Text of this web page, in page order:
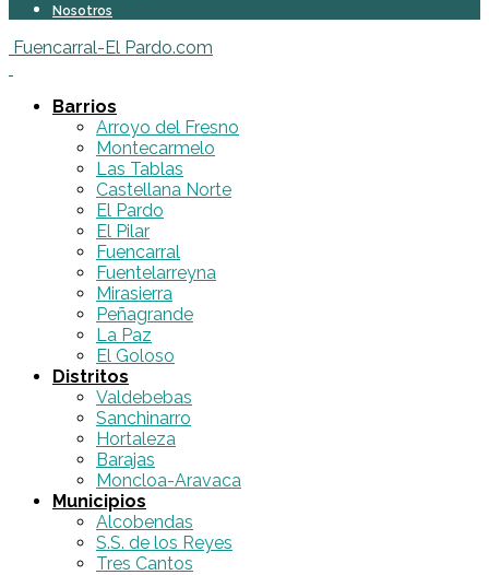
Nosotros
Fuencarral-El Pardo.com
Barrios
Arroyo del Fresno
Montecarmelo
Las Tablas
Castellana Norte
El Pardo
El Pilar
Fuencarral
Fuentelarreyna
Mirasierra
Peñagrande
La Paz
El Goloso
Distritos
Valdebebas
Sanchinarro
Hortaleza
Barajas
Moncloa-Aravaca
Municipios
Alcobendas
S.S. de los Reyes
Tres Cantos